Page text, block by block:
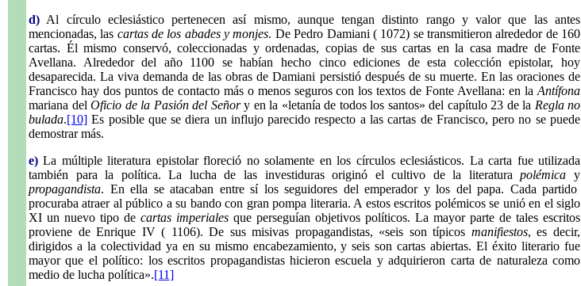
d) Al círculo eclesiástico pertenecen así mismo, aunque tengan distinto rango y valor que las antes
mencionadas, las cartas de los abades y monjes. De Pedro Damiani ( 1072) se transmitieron alrededor de 160
cartas. Él mismo conservó, coleccionadas y ordenadas, copias de sus cartas en la casa madre de Fonte
Avellana. Alrededor del año 1100 se habían hecho cinco ediciones de esta colección epistolar, hoy
desaparecida. La viva demanda de las obras de Damiani persistió después de su muerte. En las oraciones de
Francisco hay dos puntos de contacto más o menos seguros con los textos de Fonte Avellana: en la Antífona
mariana del Oficio de la Pasión del Señory en la «letanía de todos los santos» del capítulo 23 de la Regla no
bulada.[10] Es posible que se diera un influjo parecido respecto a las cartas de Francisco, pero no se puede
demostrar más.
e) La múltiple literatura epistolar floreció no solamente en los círculos eclesiásticos. La carta fue utilizada
también para la política. La lucha de las investiduras originó el cultivo de la literaturapolémica y
propagandista. En ella se atacaban entre sí los seguidores del emperador y los del papa. Cada partido
procuraba atraer al público a su bando con gran pompa literaria. A estos escritos polémicos se unió en el siglo
XI un nuevo tipo de cartas imperiales que perseguían objetivos políticos. La mayor parte de tales escritos
proviene de Enrique IV ( 1106). De sus misivas propagandistas, «seis son típicos manifiestos, es decir,
dirigidos a la colectividad ya en su mismo encabezamiento, y seis son cartas abiertas. El éxito literario fue
mayor que el político: los escritos propagandistas hicieron escuela y adquirieron carta de naturaleza como
medio de lucha política».[11]